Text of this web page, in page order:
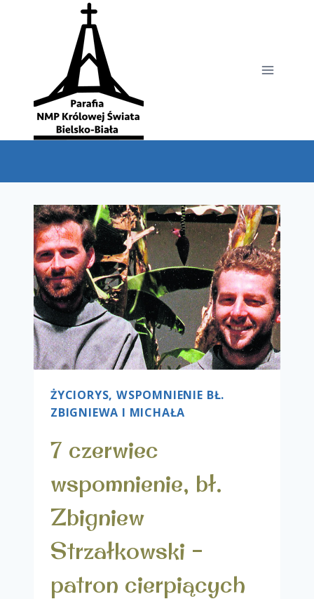
ŻYCIORYS, WSPOMNIENIE BŁ.
ZBIGNIEWA I MICHAŁA
7 czerwiec
wspomnienie, bł.
Zbigniew
Strzałkowski –
patron cierpiących